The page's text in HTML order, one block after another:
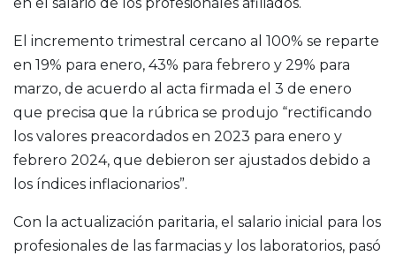
en el salario de los profesionales afiliados.
El incremento trimestral cercano al 100% se reparte
en 19% para enero, 43% para febrero y 29% para
marzo, de acuerdo al acta firmada el 3 de enero
que precisa que la rúbrica se produjo “rectificando
los valores preacordados en 2023 para enero y
febrero 2024, que debieron ser ajustados debido a
los índices inflacionarios”.
Con la actualización paritaria, el salario inicial para los
profesionales de las farmacias y los laboratorios, pasó